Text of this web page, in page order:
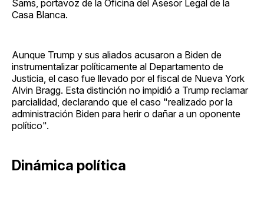
Sams, portavoz de la Oficina del Asesor Legal de la
Casa Blanca.
Aunque Trump y sus aliados acusaron a Biden de
instrumentalizar políticamente al Departamento de
Justicia, el caso fue llevado por el fiscal de Nueva York
Alvin Bragg. Esta distinción no impidió a Trump reclamar
parcialidad, declarando que el caso "realizado por la
administración Biden para herir o dañar a un oponente
político".
Dinámica política